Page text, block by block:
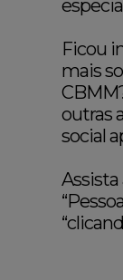
Ficou
mais
outras
social